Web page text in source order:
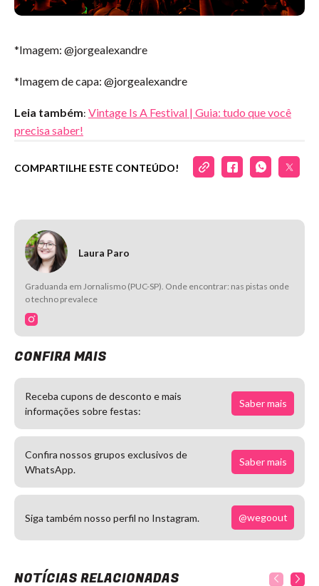
*Imagem: @jorgealexandre
*Imagem de capa: @jorgealexandre
Leia também: Vintage Is A Festival | Guia: tudo que você
precisa saber!
COMPARTILHE ESTE CONTEÚDO!
Laura Paro
Graduanda em Jornalismo (PUC-SP). Onde encontrar: nas pistas onde
o techno prevalece
CONFIRA MAIS
Receba cupons de desconto e mais
informações sobre festas:
Saber mais
Confira nossos grupos exclusivos de
WhatsApp.
Saber mais
Siga também nosso perfil no Instagram. @wegoout
NOTÍCIAS RELACIONADAS